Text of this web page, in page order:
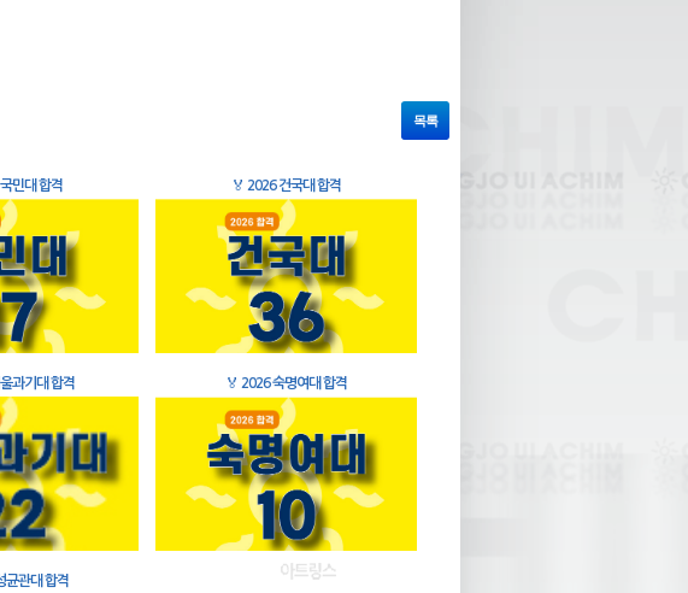
목록
민대 합격 🏅 2026 건국대 합격
과기대 합격 🏅 2026 숙명여대 합격
균관대 합격